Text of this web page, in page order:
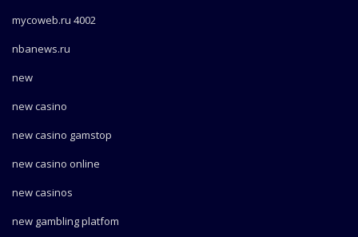
mycoweb.ru 4002
nbanews.ru
new
new casino
new casino gamstop
new casino online
new casinos
new gambling platfom